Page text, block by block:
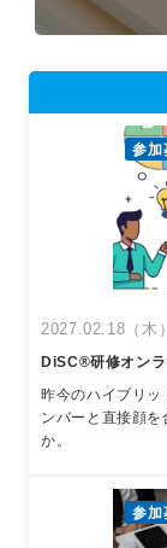
参加
2027.02.18（木）
DiSC®︎研修オンラ
昨今のハイブリッ
ンバーと直接顔
か。
参加